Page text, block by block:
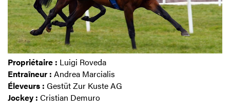
Propriétaire : Luigi Roveda
Entraîneur : Andrea Marcialis
Éleveurs : Gestüt Zur Kuste AG
Jockey : Cristian Demuro